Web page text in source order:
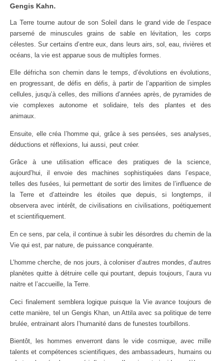
Gengis Kahn.
La Terre tourne autour de son Soleil dans le grand vide de l’espace
parsemé de minuscules grains de sable en lévitation, les corps
célestes. Sur certains d’entre eux, dans leurs airs, sol, eau, rivières et
océans, la vie est apparue sous de multiples formes.
Elle défricha son chemin dans le temps, d’évolutions en évolutions,
en progressant, de défis en défis, à partir de l’apparition de simples
cellules, jusqu’à celles, des millions d’années après, de pyramides de
vie complexes autonome et solidaire, tels des plantes et des
animaux.
Ensuite, elle créa l’homme qui, grâce à ses pensées, ses analyses,
déductions et réflexions, lui aussi, peut créer.
Grâce à une utilisation efficace des pratiques de la science,
aujourd’hui, il envoie des machines sophistiquées dans l’espace,
telles des fusées, lui permettant de sortir des limites de l’influence de
la Terre et d’atteindre les étoiles que depuis, si longtemps, il
observera avec intérêt, de civilisations en civilisations, poétiquement
et scientifiquement.
En ce sens, par cela, il continue à subir les désordres du chemin de la
Vie qui est, par nature, de puissance conquérante.
L’homme cherche, de nos jours, à coloniser d’autres mondes, d’autres
planètes quitte à détruire celle qui pourtant, depuis toujours, l’aura vu
naitre et l’accueille, la Terre.
Ceci finalement semblera logique puisque la Vie avance toujours de
cette manière, tel un Gengis Khan, un Attila avec sa politique de terre
brulée, entrainant alors l’humanité dans de funestes tourbillons.
Bientôt, les hommes enverront dans le vide cosmique, avec mille
talents et compétences scientifiques, des ambassadeurs, humains ou